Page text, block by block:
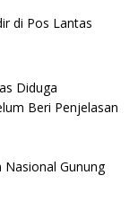
di Pos Lantas
Diduga
Beri Penjelasan
Gunung